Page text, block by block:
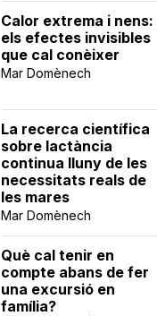
Calor extrema i nens:
els efectes invisibles
que cal conèixer
Mar Domènech
La recerca científica
sobre lactància
continua lluny de les
necessitats reals de
les mares
Mar Domènech
Què cal tenir en
compte abans de fer
una excursió en
família?